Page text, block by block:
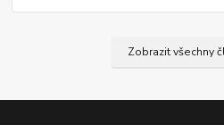
Zobrazit všechny